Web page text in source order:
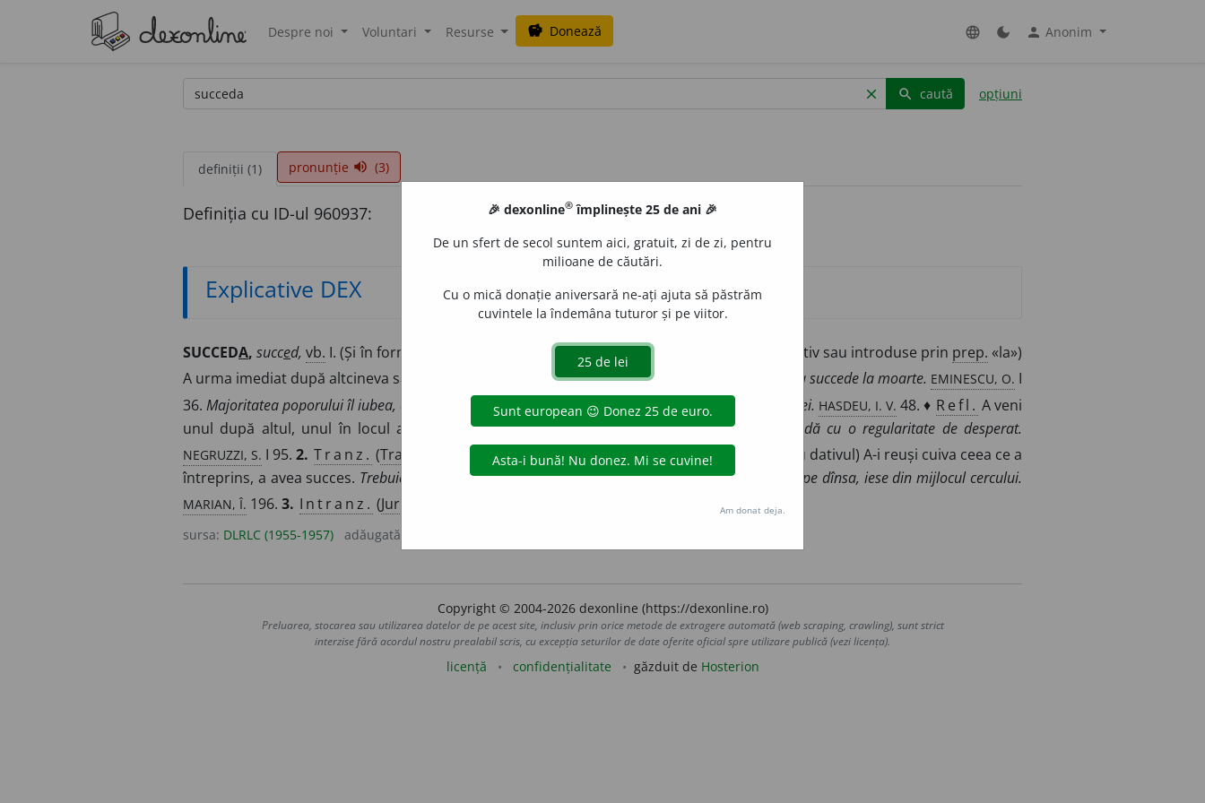
Despre noi Voluntari Resurse savings Donează language dark_mode person Anonim
clear search caută opțiuni
definiții (1) pronunție volume_up (3)
Definiția cu ID-ul 960937:
Explicative DEX
SUCCEDA, succed, vb. I. (Și în forma Intranz.(Urmat de determinări în cazul dativ sau introduse prin prep. «la»)
A urma imediat după altcineva sau după altceva, a lua locul altuia.Moartea succede vieții, viața succede la moarte. EMINESCU, O. I
36. Majoritatea poporului îl iubea, ca nici pe unul din cîți l-au preces și i-au succes pe tronul Moldovei. HASDEU, I. V. 48. ♦ Refl. A veni
unul după altul, unul în locul altuia.
M-am trezit în oraș, unde pulberea și noroiul se succedă cu o regularitate de desperat.
NEGRUZZI, S. I 95. 2. Tranz. (Transilv. , numai în formasuccede,de obicei construit cu dativul) A-i reuși cuiva ceea ce a
întreprins, a avea succes. Trebuie s-o pîndească ca mîța pe șoarec și, de-i succede a pune mîna pe dînsa, iese din mijlocul cercului.
MARIAN, Î. 196. 3. Intranz. (Jur. vb. III.
sursa: DLRLC (1955-1957) adăugată de
Copyright © 2004-2026 dexonline (https://dexonline.ro)
Preluarea, stocarea sau utilizarea datelor de pe acest site, inclusiv prin orice metode de extragere automată (web scraping, crawling), sunt strict
interzise fără acordul nostru prealabil scris, cu excepția seturilor de date oferite oficial spre utilizare publică (vezi licența).
licență confidențialitate găzduit de Hosterion
🎉 dexonline® împlinește 25 de ani 🎉
De un sfert de secol suntem aici, gratuit, zi de zi, pentru
milioane de căutări.
Cu o mică donație aniversară ne-ați ajuta să păstrăm
cuvintele la îndemâna tuturor și pe viitor.
Am donat deja.